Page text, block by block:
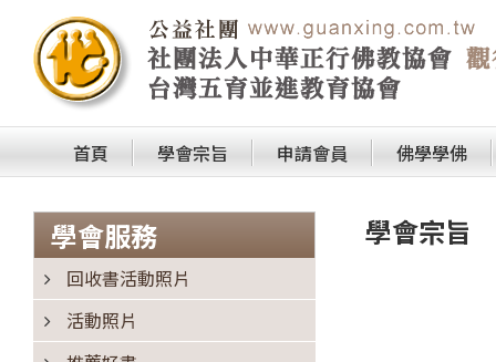
首頁 學會宗旨 申請會員 佛學學佛
學會服務
回收書活動照片
活動照片
學會宗旨